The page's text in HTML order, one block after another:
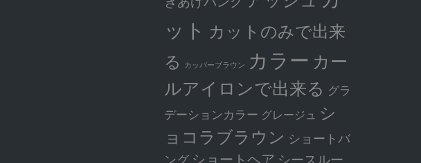
ット カットのみで出来
る カッパーブラウン カラー カー
ルアイロンで出来る グラ
デーションカラー グレージュ シ
ョコラブラウン ショートバ
ング ショートヘア シースルー